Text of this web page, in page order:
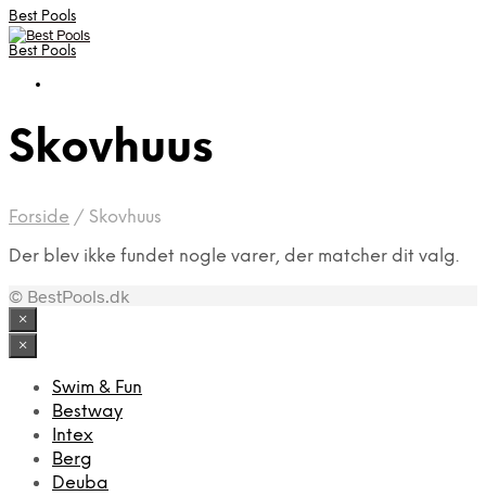
Best Pools
Best Pools
Skovhuus
Forside / Skovhuus
Der blev ikke fundet nogle varer, der matcher dit valg.
© BestPools.dk
×
×
Swim & Fun
Bestway
Intex
Berg
Deuba